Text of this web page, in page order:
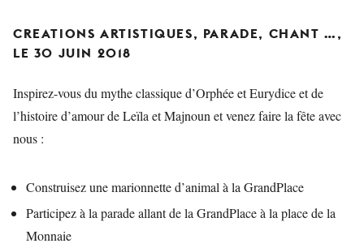
CREATIONS ARTISTIQUES, PARADE, CHANT …,
LE 30 JUIN 2018
Inspirez-vous du mythe classique d’Orphée et Eurydice et de
l’histoire d’amour de Leïla et Majnoun et venez faire la fête avec
nous :
Construisez une marionnette d’animal à la GrandPlace
Participez à la parade allant de la GrandPlace à la place de la
Monnaie